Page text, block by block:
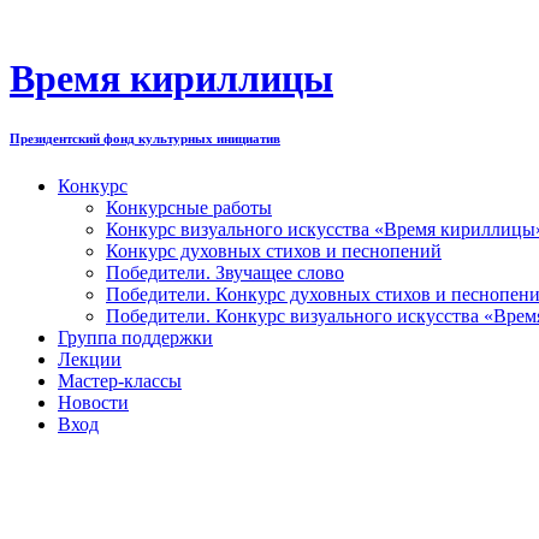
содержимому
Время кириллицы
Президентский фонд культурных инициатив
Конкурс
Конкурсные работы
Конкурс визуального искусства «Время
Конкурс духовных стихов и песнопений
Победители. Звучащее слово
Победители. Конкурс духовных стихов и
Победители. Конкурс визуального искусства
Группа поддержки
Лекции
Мастер-классы
Новости
Вход